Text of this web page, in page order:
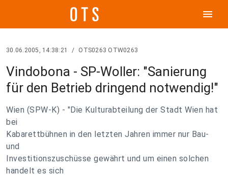
menu
30.06.2005, 14:38:21 / OTS0263 OTW0263
Vindobona - SP-Woller: "Sanierung
für den Betrieb dringend notwendig!"
Wien (SPW-K) - "Die Kulturabteilung der Stadt Wien hat
bei
Kabarettbühnen in den letzten Jahren immer nur Bau-
und
Investitionszuschüsse gewährt und um einen solchen
handelt es sich